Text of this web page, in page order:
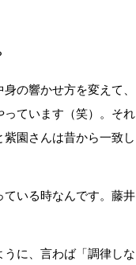
の響かせ方を変えて、
ています（笑）。それ
園さんは昔から一致し
いる時なんです。藤井
に、言わば「調律しな